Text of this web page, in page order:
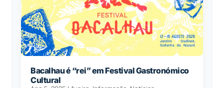
Bacalhau é “rei” em Festival Gastronómico
Cultural